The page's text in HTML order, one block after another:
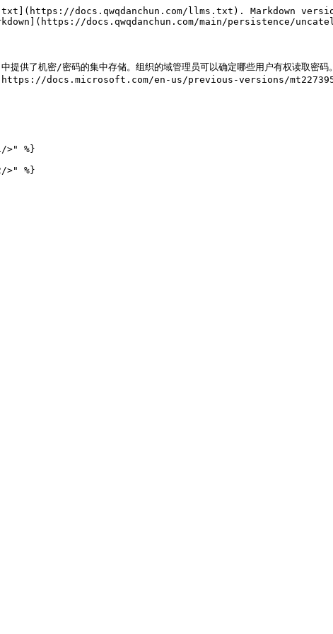
docs.qwqdanchun.com/llms.txt). Markdown
docs.qwqdanchun.com/main/persistence/
提供了机密/密码的集中存储。组织的域管理员可以确定哪些用户有
docs.microsoft.com/en-us/previous-versions/
>" %}